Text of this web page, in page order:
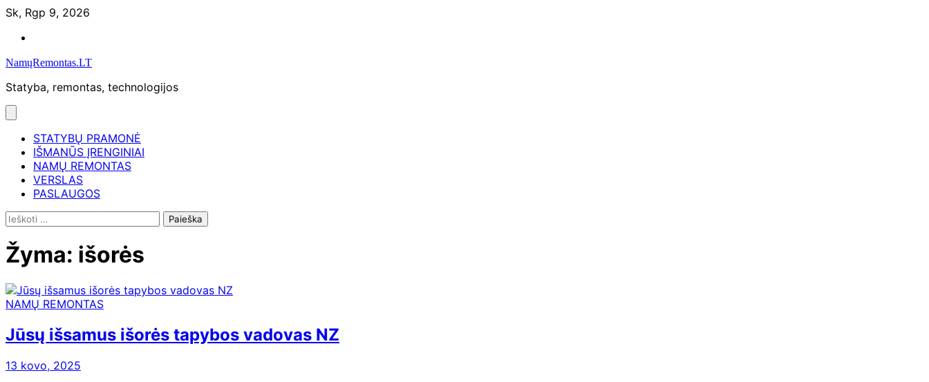
Skip
content
Sk, Rgp 9, 2026
NamųRemontas.LT
Statyba, remontas, technologijos
STATYBŲ PRAMONĖ
IŠMANŪS ĮRENGINIAI
NAMŲ REMONTAS
VERSLAS
PASLAUGOS
Ieškoti:
Žyma: išorės
NAMŲ REMONTAS
Jūsų išsamus išorės tapybos vadovas NZ
13 kovo, 2025